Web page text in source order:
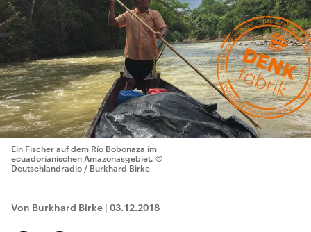
Ein Fischer auf dem Río Bobonaza im
ecuadorianischen Amazonasgebiet. ©
Deutschlandradio / Burkhard Birke
Von Burkhard Birke | 03.12.2018